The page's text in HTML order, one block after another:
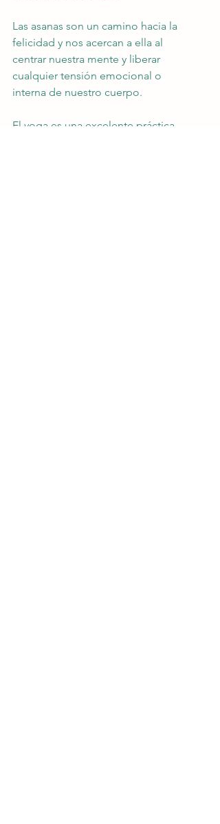
Las asanas son un camino hacia la
felicidad y nos acercan a ella al
centrar nuestra mente y liberar
cualquier tensión emocional o
interna de nuestro cuerpo.
El yoga es una excelente práctica